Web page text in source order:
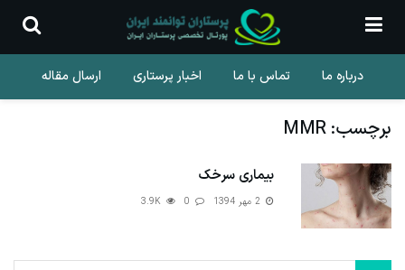
درباره ما تماس با ما اخبار پرستاری ارسال مقاله
برچسب:MMR
بیماری سرخک